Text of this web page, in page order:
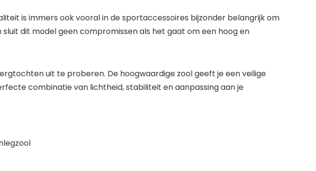
is immers ook vooral in de sportaccessoires bijzonder belangrijk om
dit model geen compromissen als het gaat om een hoog en
uit te proberen. De hoogwaardige zool geeft je een veilige
combinatie van lichtheid, stabiliteit en aanpassing aan je